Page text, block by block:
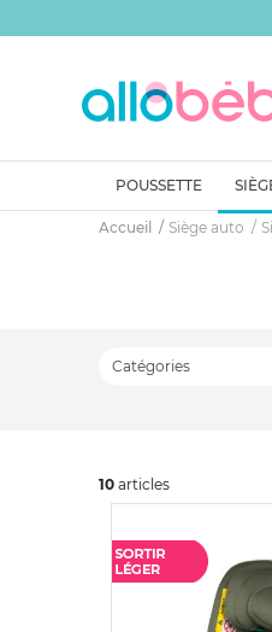
POUSSETTE
Accueil Siège auto
Catégories
10 articles